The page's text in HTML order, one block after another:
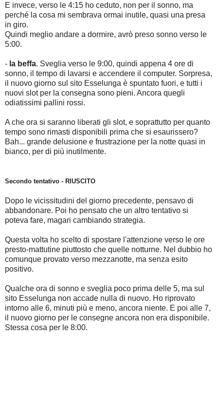
E invece, verso le 4:15 ho ceduto, non per il sonno, ma
perché la cosa mi sembrava ormai inutile, quasi una presa
in giro.
Quindi meglio andare a dormire, avrò preso sonno verso le
5:00.
- la beffa. Sveglia verso le 9:00, quindi appena 4 ore di
sonno, il tempo di lavarsi e accendere il computer. Sorpresa,
il nuovo giorno sul sito Esselunga è spuntato fuori, e tutti i
nuovi slot per la consegna sono pieni. Ancora quegli
odiatissimi pallini rossi.
A che ora si saranno liberati gli slot, e soprattutto per quanto
tempo sono rimasti disponibili prima che si esaurissero?
Bah... grande delusione e frustrazione per la notte quasi in
bianco, per di più inutilmente.
Secondo tentativo - RIUSCITO
Dopo le vicissitudini del giorno precedente, pensavo di
abbandonare. Poi ho pensato che un altro tentativo si
poteva fare, magari cambiando strategia.
Questa volta ho scelto di spostare l'attenzione verso le ore
presto-mattutine piuttosto che quelle notturne. Nel dubbio ho
comunque provato verso mezzanotte, ma senza esito
positivo.
Qualche ora di sonno e sveglia poco prima delle 5, ma sul
sito Esselunga non accade nulla di nuovo. Ho riprovato
intorno alle 6, minuti più e meno, ancora niente. E poi alle 7,
il nuovo giorno per le consegne ancora non era disponibile.
Stessa cosa per le 8:00.